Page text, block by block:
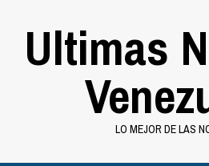
Ultimas
LO MEJOR DE LAS